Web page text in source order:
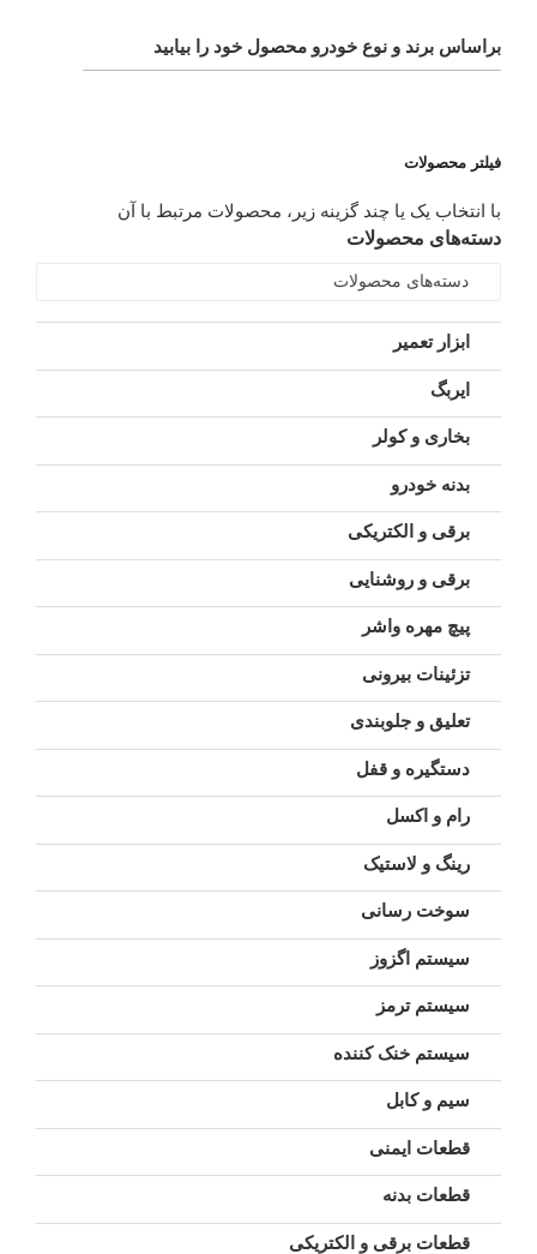
براساس برند و نوع خودرو محصول خود را بیابید
فیلتر محصولات
با انتخاب یک یا چند گزینه زیر، محصولات مرتبط با آن
دسته‌های محصولات
دسته‌های محصولات
ابزار تعمیر
ایربگ
بخاری و کولر
بدنه خودرو
برقی و الکتریکی
برقی و روشنایی
پیچ مهره واشر
تزئینات بیرونی
تعلیق و جلوبندی
دستگیره و قفل
رام و اکسل
رینگ و لاستیک
سوخت رسانی
سیستم اگزوز
سیستم ترمز
سیستم خنک کننده
سیم و کابل
قطعات ایمنی
قطعات بدنه
قطعات برقی و الکتریکی